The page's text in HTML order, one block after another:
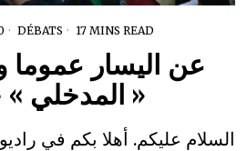
DÉBATS 17 MINS READ
عن اليسار عموما
« المدخلي
السلام عليكم. أهلا بكم في